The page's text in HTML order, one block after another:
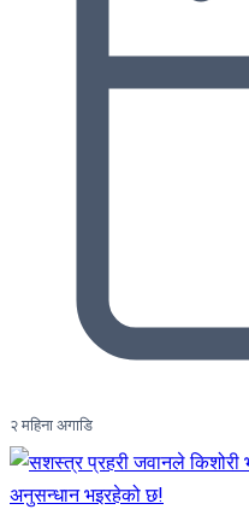
२ महिना अगाडि